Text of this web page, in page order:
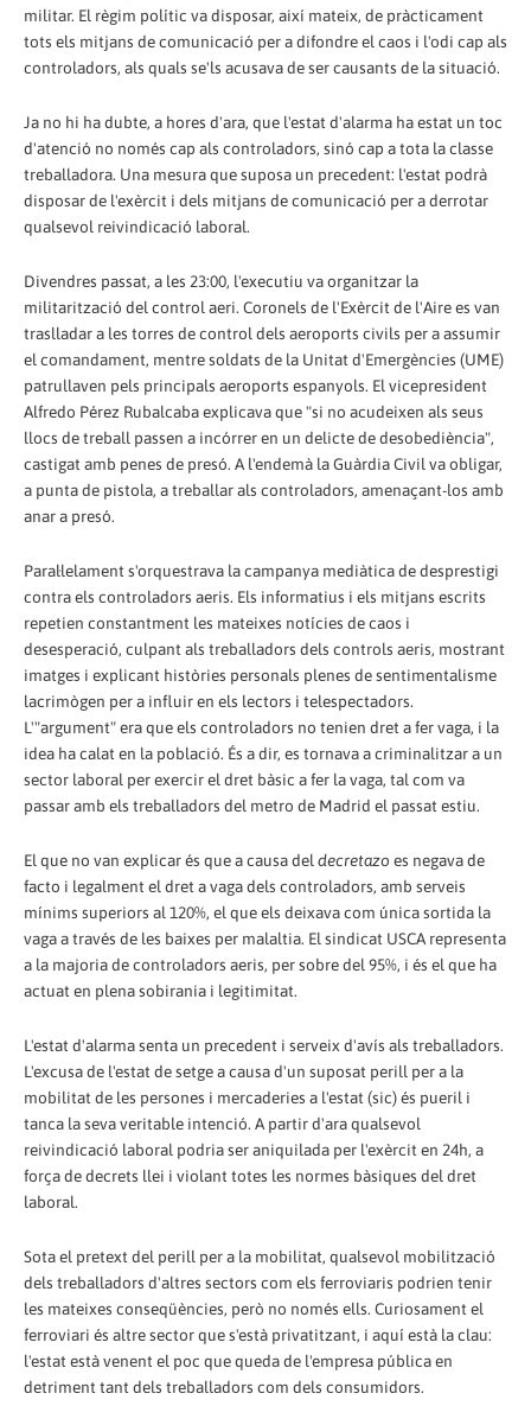
militar. El règim polític va disposar, així mateix, de pràcticament
tots els mitjans de comunicació per a difondre el caos i l'odi cap als
controladors, als quals se'ls acusava de ser causants de la situació.
Ja no hi ha dubte, a hores d'ara, que l'estat d'alarma ha estat un toc
d'atenció no només cap als controladors, sinó cap a tota la classe
treballadora. Una mesura que suposa un precedent: l'estat podrà
disposar de l'exèrcit i dels mitjans de comunicació per a derrotar
qualsevol reivindicació laboral.
Divendres passat, a les 23:00, l'executiu va organitzar la
militarització del control aeri. Coronels de l'Exèrcit de l'Aire es van
traslladar a les torres de control dels aeroports civils per a assumir
el comandament, mentre soldats de la Unitat d'Emergències (UME)
patrullaven pels principals aeroports espanyols. El vicepresident
Alfredo Pérez Rubalcaba explicava que "si no acudeixen als seus
llocs de treball passen a incórrer en un delicte de desobediència",
castigat amb penes de presó. A l'endemà la Guàrdia Civil va obligar,
a punta de pistola, a treballar als controladors, amenaçant-los amb
anar a presó.
Paral·lelament s'orquestrava la campanya mediàtica de desprestigi
contra els controladors aeris. Els informatius i els mitjans escrits
repetien constantment les mateixes notícies de caos i
desesperació, culpant als treballadors dels controls aeris, mostrant
imatges i explicant històries personals plenes de sentimentalisme
lacrimògen per a influir en els lectors i telespectadors.
L'"argument" era que els controladors no tenien dret a fer vaga, i la
idea ha calat en la població. És a dir, es tornava a criminalitzar a un
sector laboral per exercir el dret bàsic a fer la vaga, tal com va
passar amb els treballadors del metro de Madrid el passat estiu.
El que no van explicar és que a causa del decretazo es negava de
facto i legalment el dret a vaga dels controladors, amb serveis
mínims superiors al 120%, el que els deixava com única sortida la
vaga a través de les baixes per malaltia. El sindicat USCA representa
a la majoria de controladors aeris, per sobre del 95%, i és el que ha
actuat en plena sobirania i legitimitat.
L'estat d'alarma senta un precedent i serveix d'avís als treballadors.
L'excusa de l'estat de setge a causa d'un suposat perill per a la
mobilitat de les persones i mercaderies a l'estat (sic) és pueril i
tanca la seva veritable intenció. A partir d'ara qualsevol
reivindicació laboral podria ser aniquilada per l'exèrcit en 24h, a
força de decrets llei i violant totes les normes bàsiques del dret
laboral.
Sota el pretext del perill per a la mobilitat, qualsevol mobilització
dels treballadors d'altres sectors com els ferroviaris podrien tenir
les mateixes conseqüències, però no només ells. Curiosament el
ferroviari és altre sector que s'està privatitzant, i aquí està la clau:
l'estat està venent el poc que queda de l'empresa pública en
detriment tant dels treballadors com dels consumidors.